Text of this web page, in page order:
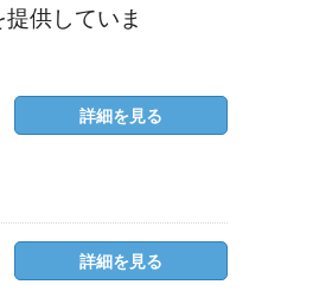
供していま
詳細を見る
詳細を見る